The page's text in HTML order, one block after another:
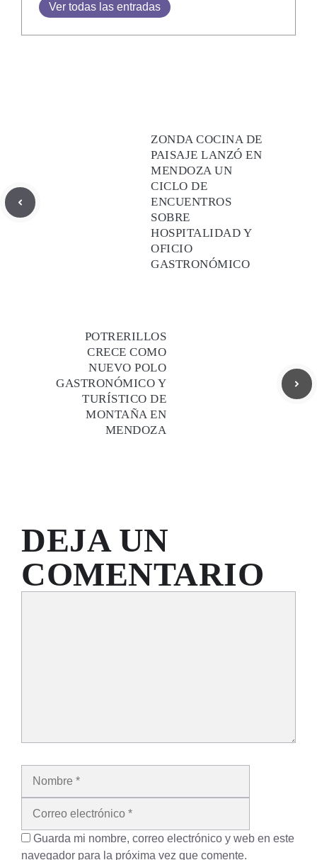
Ver todas las entradas
ZONDA COCINA DE
PAISAJE LANZÓ EN
MENDOZA UN
CICLO DE
ENCUENTROS
SOBRE
HOSPITALIDAD Y
OFICIO
GASTRONÓMICO
POTRERILLOS
CRECE COMO
NUEVO POLO
GASTRONÓMICO Y
TURÍSTICO DE
MONTAÑA EN
MENDOZA
DEJA UN
COMENTARIO
Guarda mi nombre, correo electrónico y web en este
navegador para la próxima vez que comente.